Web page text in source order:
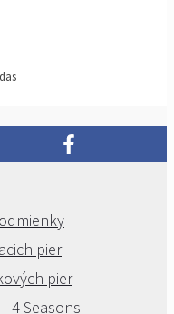
pier
pier
4 Seasons